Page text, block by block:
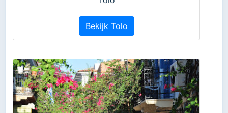
Bekijk Tolo